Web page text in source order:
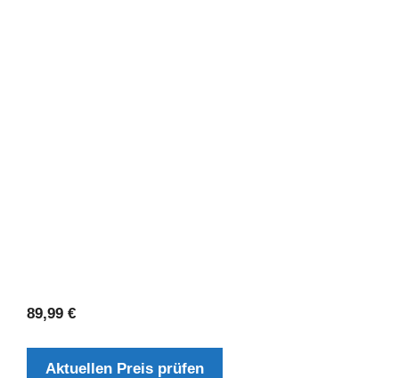
89,99 €
Aktuellen Preis prüfen